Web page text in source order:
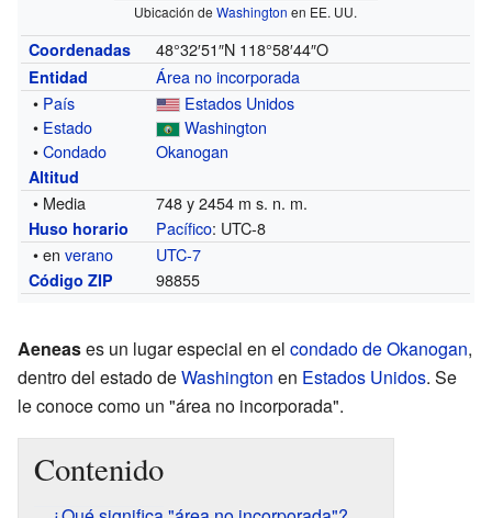
Ubicación deWashington en EE. UU.
Coordenadas 48°32′51″N 118°58′44″O
Entidad
Área no incorporada
• País
Estados Unidos
• Estado
Washington
•Condado Okanogan
Altitud
• Media 748 y 2454 m s. n. m.
Huso horario Pacífico: UTC-8
• enverano UTC-7
Código ZIP 98855
Aeneases un lugar especial en el condado de Okanogan,
dentro del estado deWashington en Estados Unidos. Se
le conoce como un "área no incorporada".
Contenido